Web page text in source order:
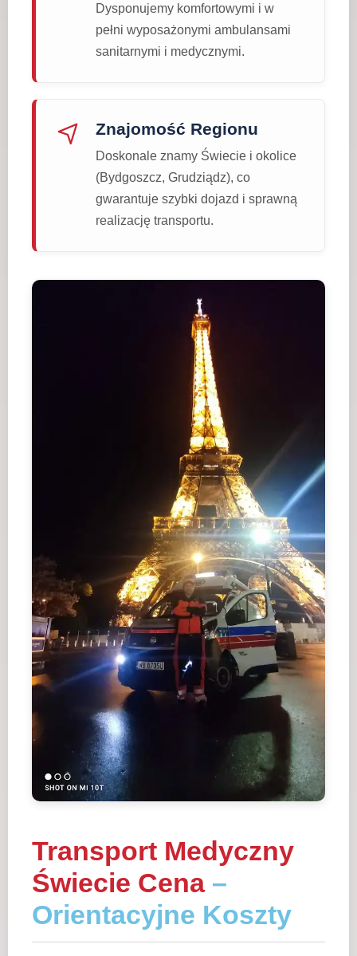
Dysponujemy komfortowymi i w
pełni wyposażonymi ambulansami
sanitarnymi i medycznymi.
Znajomość Regionu
Doskonale znamy Świecie i okolice
(Bydgoszcz, Grudziądz), co
gwarantuje szybki dojazd i sprawną
realizację transportu.
Transport Medyczny
Świecie Cena–
Orientacyjne Koszty